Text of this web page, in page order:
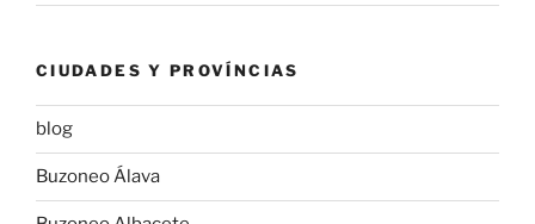
CIUDADES Y PROVÍNCIAS
blog
Buzoneo Álava